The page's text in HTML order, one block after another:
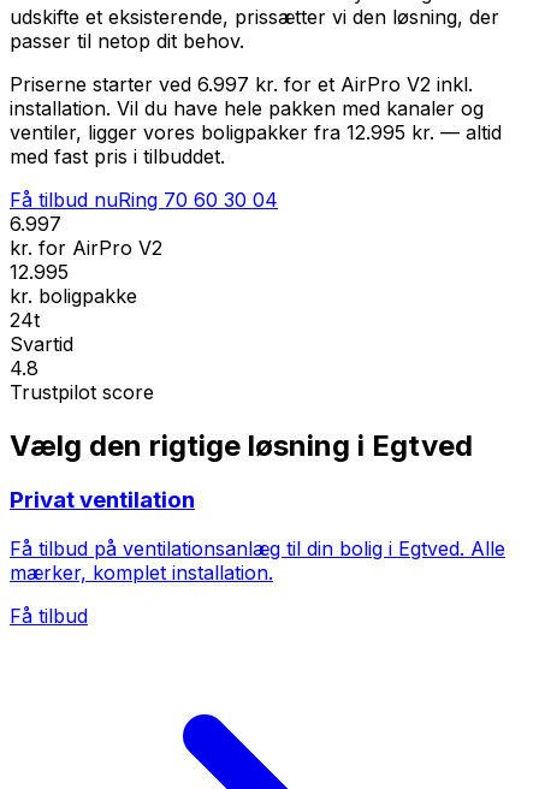
udskifte et eksisterende, prissætter vi den løsning, der
passer til netop dit behov.
Priserne starter ved 6.997 kr. for et AirPro V2 inkl.
installation. Vil du have hele pakken med kanaler og
ventiler, ligger vores boligpakker fra 12.995 kr. — altid
med fast pris i tilbuddet.
Få tilbud nuRing 70 60 30 04
6.997
kr. for AirPro V2
12.995
kr. boligpakke
24t
Svartid
4.8
Trustpilot score
Vælg den rigtige løsning i Egtved
Privat ventilation
Få tilbud på ventilationsanlæg til din bolig i Egtved. Alle
mærker, komplet installation.
Få tilbud